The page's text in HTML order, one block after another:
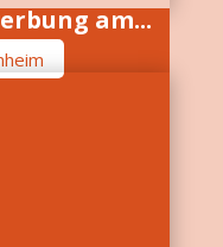
am...